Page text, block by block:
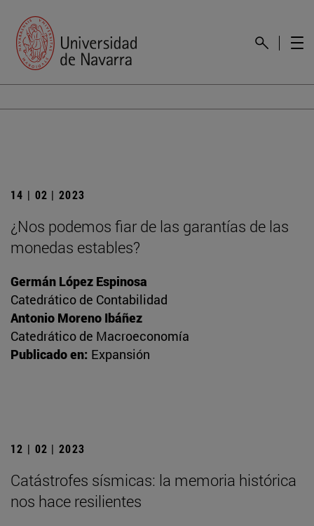
14 | 02 | 2023
¿Nos podemos fiar de las garantías de las
monedas estables?
Germán López Espinosa
Catedrático de Contabilidad
Antonio Moreno Ibáñez
Catedrático de Macroeconomía
Publicado en: Expansión
12 | 02 | 2023
Catástrofes sísmicas: la memoria histórica
nos hace resilientes